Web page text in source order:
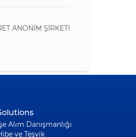
ANONİM ŞİRKETİ
Alım Danışmanlığı
ve Teşvik